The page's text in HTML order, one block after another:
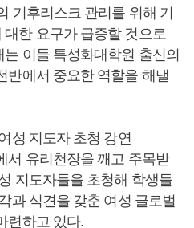
기후리스크 관리를 위해 기
한 요구가 급증할 것으로
이들 특성화대학원 출신의
반에서 중요한 역할을 해낼
성 지도자 초청 강연
서 유리천장을 깨고 주목받
지도자들을 초청해 학생들
과 식견을 갖춘 여성 글로벌
련하고 있다.